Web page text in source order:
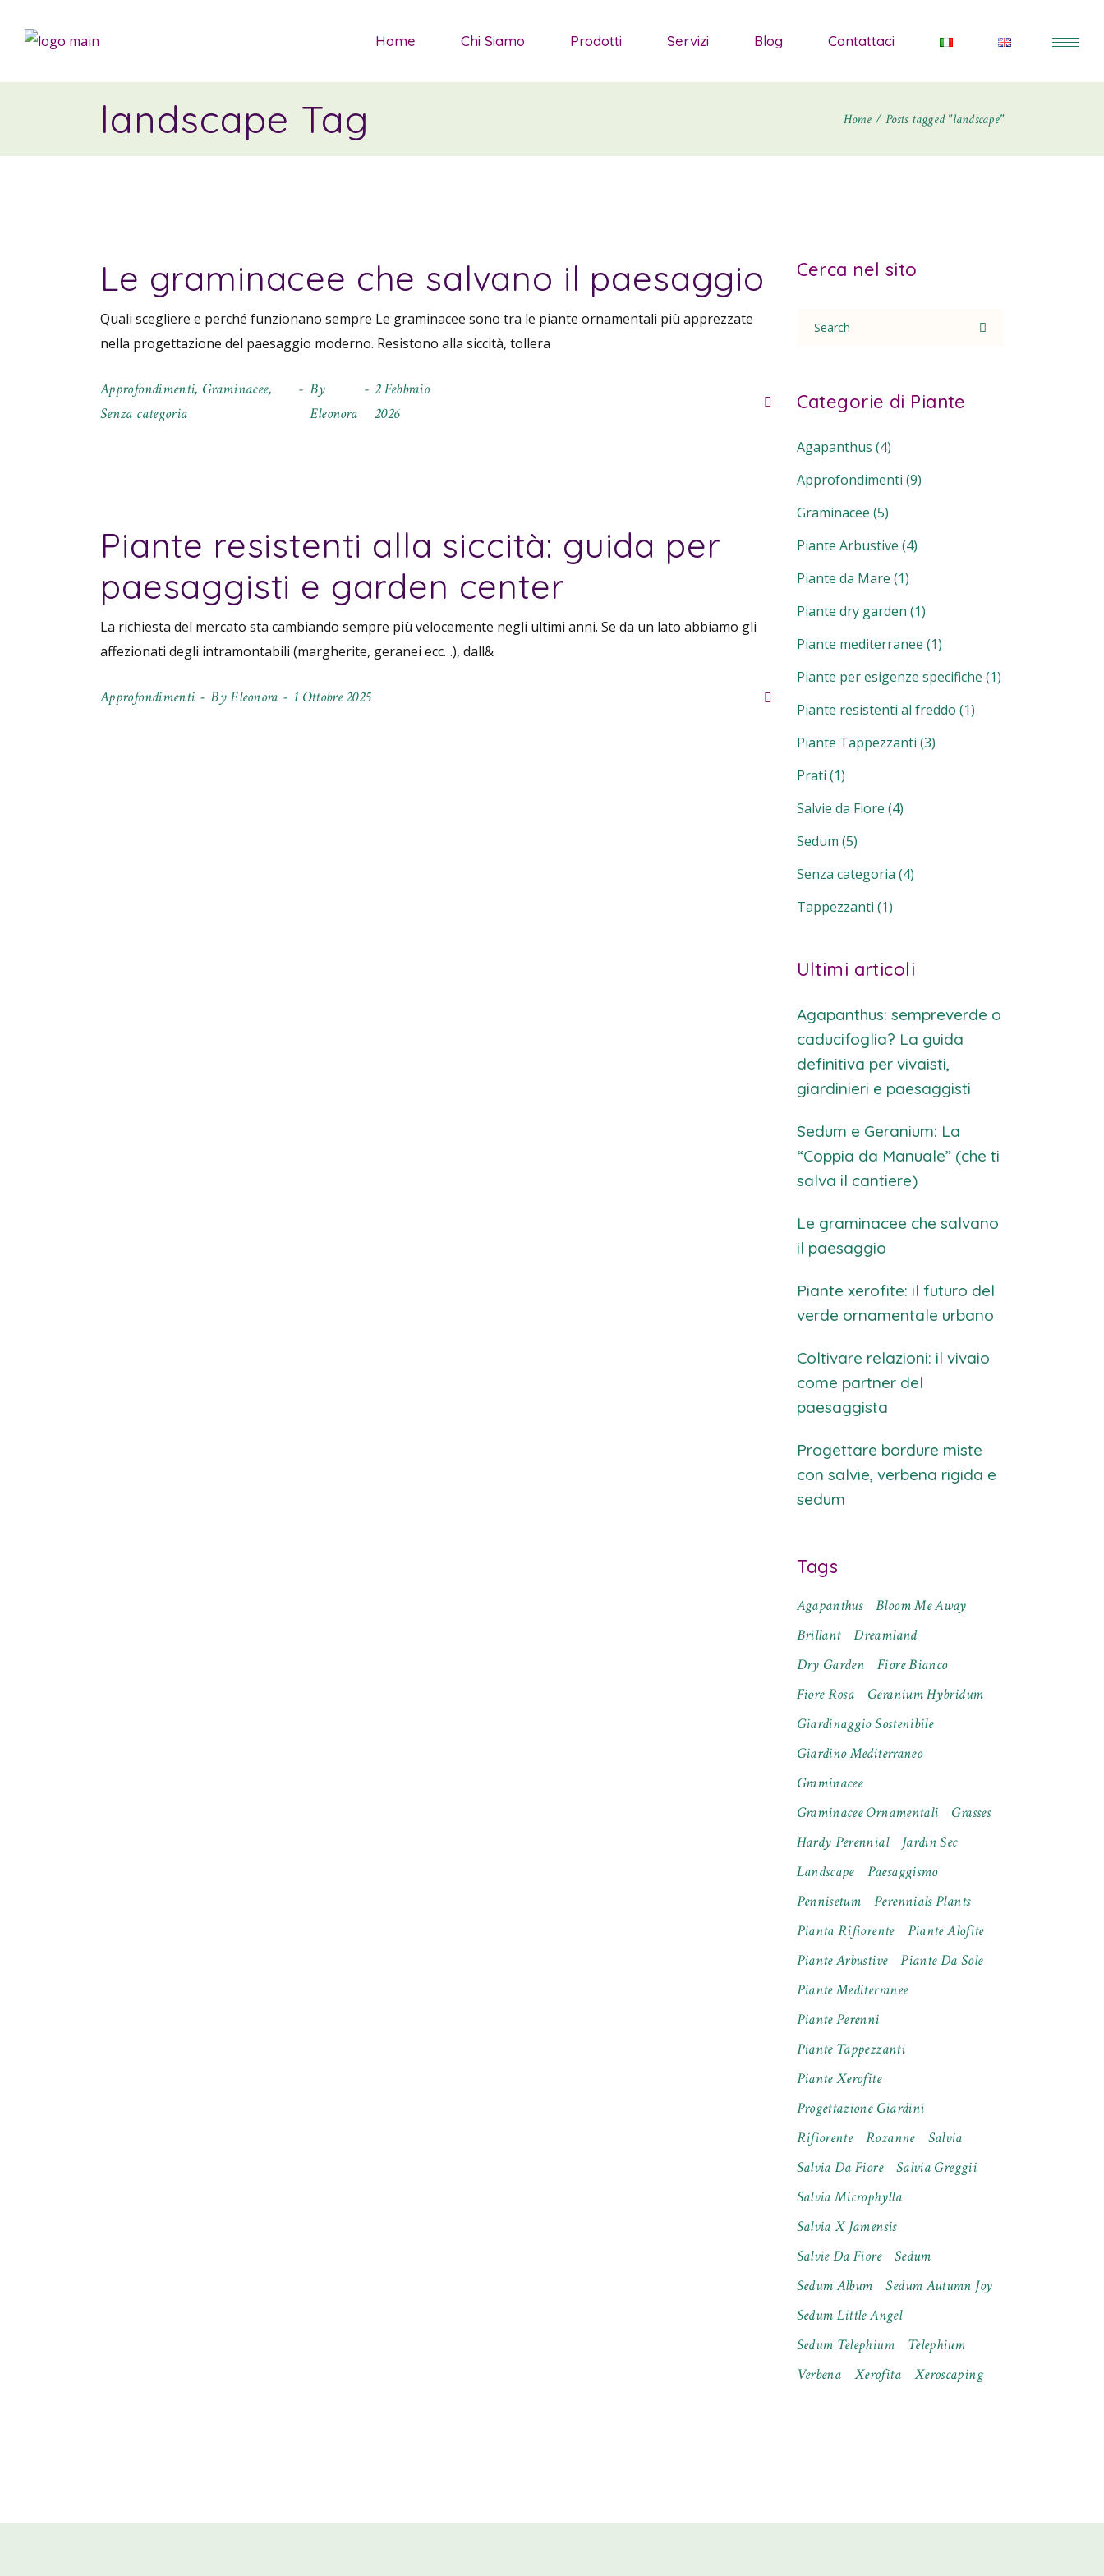
Home Chi Siamo Prodotti
Piante arbustive
Servizi Blog Contattaci
Salvie da Fiore
landscape Tag Home Posts tagged "landscape"
Le graminacee che salvano il paesaggio
Quali scegliere e perché funzionano sempre Le graminacee sono tra le piante ornamentali più apprezzate
nella progettazione del paesaggio moderno. Resistono alla siccità, tollera
Approfondimenti, Graminacee,
Senza categoria
By
Eleonora
2 Febbraio
2026
Piante resistenti alla siccità: guida per
paesaggisti e garden center
La richiesta del mercato sta cambiando sempre più velocemente negli ultimi anni. Se da un lato abbiamo gli
affezionati degli intramontabili (margherite, geranei ecc…), dall&
Approfondimenti ByEleonora 1 Ottobre 2025
Cerca nel sito
for:
Categorie di Piante
Agapanthus (4)
Approfondimenti (9)
Graminacee (5)
Piante Arbustive (4)
Piante da Mare (1)
Piante dry garden (1)
Piante mediterranee (1)
Piante per esigenze specifiche (1)
Piante resistenti al freddo (1)
Piante Tappezzanti (3)
Prati (1)
Salvie da Fiore (4)
Sedum (5)
Senza categoria (4)
Tappezzanti (1)
Ultimi articoli
Agapanthus: sempreverde o
caducifoglia? La guida
definitiva per vivaisti,
giardinieri e paesaggisti
Sedum e Geranium: La
“Coppia da Manuale” (che ti
salva il cantiere)
Le graminacee che salvano
il paesaggio
Piante xerofite: il futuro del
verde ornamentale urbano
Coltivare relazioni: il vivaio
come partner del
paesaggista
Progettare bordure miste
con salvie, verbena rigida e
sedum
Tags
Agapanthus
Bloom Me Away
Brillant
Dreamland
Dry Garden
Fiore Bianco
Fiore Rosa
Geranium Hybridum
Giardinaggio Sostenibile
Giardino Mediterraneo
Graminacee
Graminacee Ornamentali
Grasses
Hardy Perennial
Jardin Sec
Landscape
Paesaggismo
Pennisetum
Perennials Plants
Pianta Rifiorente
Piante Alofite
Piante Arbustive
Piante Da Sole
Piante Mediterranee
Piante Perenni
Piante Tappezzanti
Piante Xerofite
Progettazione Giardini
Rifiorente
Rozanne
Salvia
Salvia Da Fiore
Salvia Greggii
Salvia Microphylla
Salvia X Jamensis
Salvie Da Fiore
Sedum
Sedum Album
Sedum Autumn Joy
Sedum Little Angel
Sedum Telephium
Telephium
Verbena
Xerofita Xeroscaping